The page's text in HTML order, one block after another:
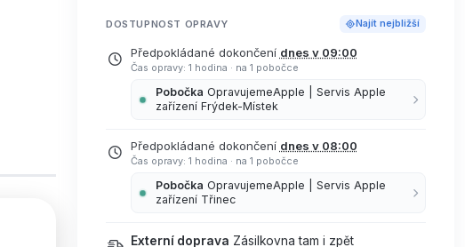
DOSTUPNOST OPRAVY Najít nejbližší
Předpokládané dokončení dnes v 09:00
Čas opravy: 1 hodina · na 1 pobočce
Pobočka OpravujemeApple | Servis Apple
zařízení Frýdek-Místek
Předpokládané dokončení dnes v 08:00
Čas opravy: 1 hodina · na 1 pobočce
Pobočka OpravujemeApple | Servis Apple
zařízení Třinec
Externí doprava Zásilkovna tam i zpět